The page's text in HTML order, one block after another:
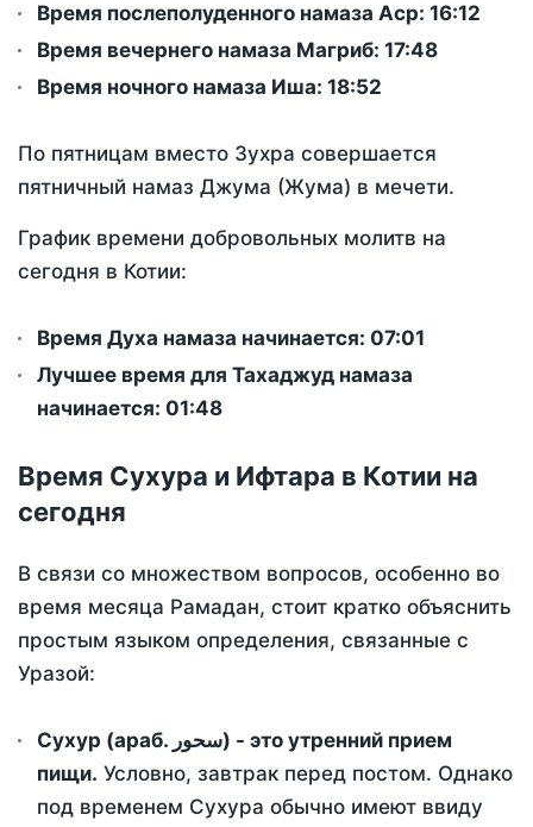
Время послеполуденного намаза Аср: 16:12
Время вечернего намаза Магриб: 17:48
Время ночного намаза Иша: 18:52
По пятницам вместо Зухра совершается
пятничный намаз Джума (Жума) в мечети.
График времени добровольных молитв на
сегодня в Котии:
Время Духа намаза начинается: 07:01
Лучшее время для Тахаджуд намаза
начинается: 01:48
Время Сухура и Ифтара в Котии на
сегодня
В связи со множеством вопросов, особенно во
время месяца Рамадан, стоит кратко объяснить
простым языком определения, связанные с
Уразой:
Сухур (араб. سحور) - это утренний прием
пищи. Условно, завтрак перед постом. Однако
под временем Сухура обычно имеют ввиду